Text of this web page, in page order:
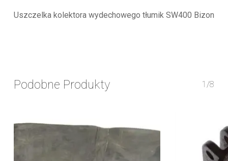
Uszczelka kolektora wydechowego tłumik SW400 Bizon
Podobne Produkty 1/8